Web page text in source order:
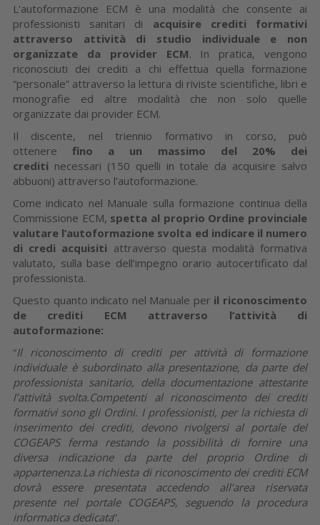
L'autoformazione ECM è una modalità che consente ai
professionisti sanitari di acquisire crediti formativi
attraverso attività di studio individuale e non
organizzate da provider ECM. In pratica, vengono
riconosciuti dei crediti a chi effettua quella formazione
“personale” attraverso la lettura di riviste scientifiche, libri e
monografie ed altre modalità che non solo quelle
organizzate dai provider ECM.
Il discente, nel triennio formativo in corso, può
ottenerefino a un massimo del 20% dei
crediti necessari (150 quelli in totale da acquisire salvo
abbuoni) attraverso l’autoformazione.
Come indicato nel Manuale sulla formazione continua della
Commissione ECM, spetta al proprio Ordine provinciale
valutare l’autoformazione svolta ed indicare il numero
di credi acquisiti attraverso questa modalità formativa
valutato, sulla base dell’impegno orario autocertificato dal
professionista.
Questo quanto indicato nel Manuale per il riconoscimento
de crediti ECM attraverso l’attività di
autoformazione:
“Il riconoscimento di crediti per attività di formazione
individuale è subordinato alla presentazione, da parte del
professionista sanitario, della documentazione attestante
l’attività svolta.Competenti al riconoscimento dei crediti
formativi sono gli Ordini. I professionisti, per la richiesta di
inserimento dei crediti, devono rivolgersi al portale del
COGEAPS ferma restando la possibilità di fornire una
diversa indicazione da parte del proprio Ordine di
appartenenza.La richiesta di riconoscimento dei crediti ECM
dovrà essere presentata accedendo all’area riservata
presente nel portale COGEAPS, seguendo la procedura
informatica dedicata”.